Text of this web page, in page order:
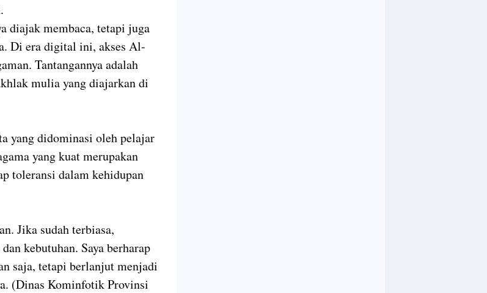
diajak membaca, tetapi juga
Di era digital ini, akses Al-
Tantangannya adalah
mulia yang diajarkan di
yang didominasi oleh pelajar
yang kuat merupakan
toleransi dalam kehidupan
Jika sudah terbiasa,
kebutuhan. Saya berharap
saja, tetapi berlanjut menjadi
(Dinas Kominfotik Provinsi